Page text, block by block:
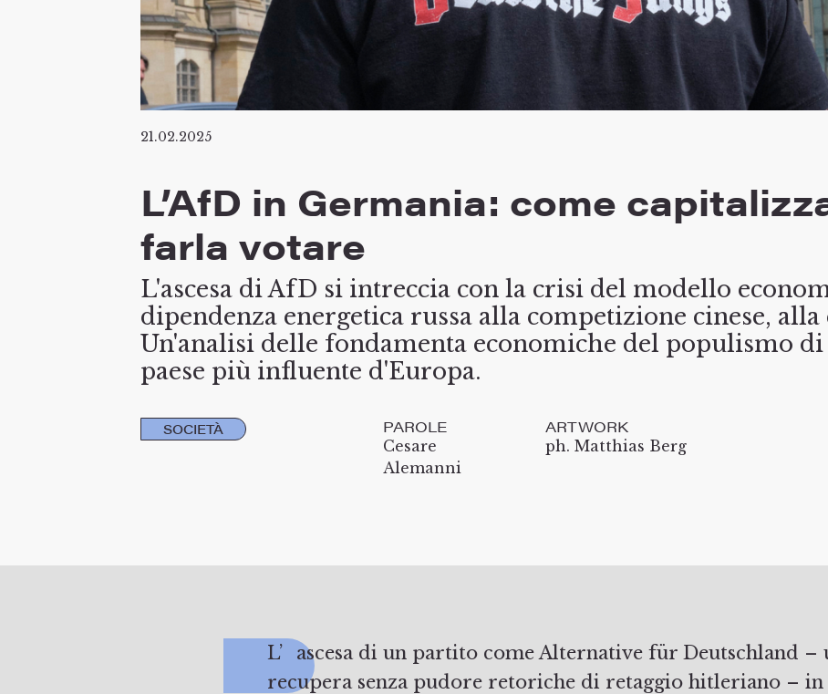
21.02.2025
L’AfD in Germania: come
farla votare
L'ascesa di AfD si intreccia con la crisi del modello
dipendenza energetica russa alla competizione cinese,
Un'analisi delle fondamenta economiche del populismo di
paese più influente d'Europa.
SOCIETÀ PAROLE
Cesare
Alemanni
ARTWORK
ph. Matthias Berg
L’ascesa di un partito come Alternative für Deutschland – un partito che
recupera senza pudore retoriche di retaggio hitleriano – in